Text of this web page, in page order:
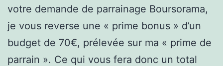
votre demande de parrainage Boursorama,
je vous reverse une « prime bonus » d’un
budget de 70€, prélevée sur ma « prime de
parrain ». Ce qui vous fera donc un total